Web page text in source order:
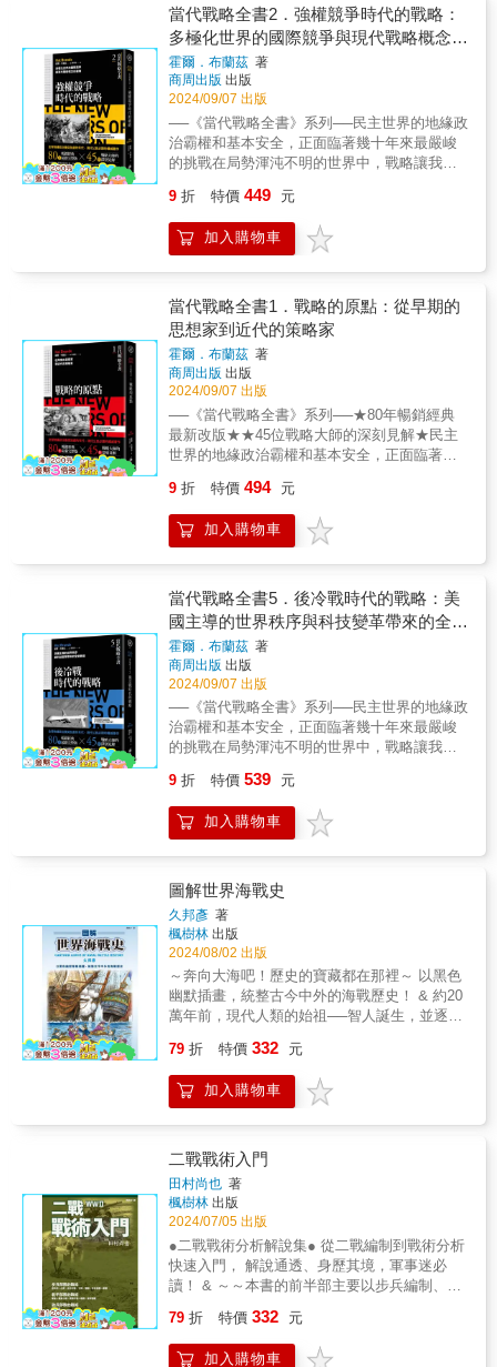
辦？」我說，「教（叫）他們死守，告訴他中
國援軍到了，一切忍耐。」接著第二次電話又
我說「教（叫）他們死守，中國軍隊快要攻擊
了」。那電話問，「中國軍隊什麼時候到？」
時間，中國軍隊打到最後一人，連我也在內，
一定要將他們救出」。「真的嗎？」「君子無
戲言」。「好吧，我們是君子協定」史林姆感
動得緊握我的手。本來我部官兵，平時處處受
手，藉以一洩胸中憤慨不平之氣。所以，此次
出發，人人奮勇，個個爭先，士氣的旺盛，戰
鬥意志的堅強，無以復加，真如怒馬奔騰，喊
一氣就打到了拼牆河（賓河）邊，接著就是多
方擾亂，積極作渡河的準備，偵察地形等，絕
未停留。敵人見我軍來勢兇猛，我們又冒稱為
第二軍一軍人增援。所以，從頭一天打到第二
天下午，就已擊潰整個包圍，日軍後撤，英軍
一師脫險。他們出圍後，抱著中國兵接吻狂
跳，豎起大拇指高呼，「中國萬歲！」「蔣委
委員長萬歲！」「三十八師萬歲！」由於上述
兩聯隊八千餘人，而我一一三團劉放吾團長所
部，才千二百餘人，除伙夫雜兵外，真能戰鬥
的不過八百餘人，而能以少擊多，擊潰十倍於
我之敵人，解救十倍於我之友軍，其成功原
已。岳武穆以五百之眾，而能破金兀朮的拐子
馬，其原因亦即在此。所以部隊受了氣，應從
戰場上發洩，這一戰使中國軍隊的國際地位，
提高了很多，所以是無上的光榮，而過去所受
的骯髒氣，也可因此而洩盡無餘了。（註一）
但張鑄勳將軍在《中國遠征軍滇緬路之作戰》
一書中，對於新38師《戰鬥詳報》的相關紀
錄，就不客氣的指出：「……仁安羌協同作戰
的指揮關係，有說孫立人到達後拆散第113團的
協同作戰編組，單獨指揮戰車和砲兵顯然有
誤……『《戰鬥詳報》記載：18日拂曉我劉團
展開於賓河北岸，與英軍協定戰車搜索、砲兵
支援，向敵展開攻擊，已經說明此戰由步兵團
成為引起爭論的源頭。此時所有的攻擊準備，
都在17日下午第113團到達賓河北岸時，由團長
按照〝部隊指揮程序〞完成。以團長職責，從
攻擊準備到攻擊實施，均需親力親為一以貫
之，於18日晨率部攻擊，指揮作戰責無旁
貸……』……《戰鬥詳報》並增列一則4月20日
24時下達以兩個團攻擊的命令，於明（21）日
力決戰。而羅卓英的預備命令和史林姆回憶
不是攻擊日軍主力。所以下達的只有一則撤退
命令，實際行動也是21日凌晨向皎勃東實施遲
滯作戰。證實這則以兩個團攻擊的師作戰命
令，不是仁安羌作戰時期所策定的計畫，係在
戰後自行添加的虛構資料，嚴重違背必須輯錄
『實戰經過』、記述『具體真相』的規定，收
納在《戰鬥詳報》存檔，成為仁安羌作戰的不
實歷史文件。這份文件賦予第112、第113團兩
個團的作戰任務，附圖、附表齊全，目的在留
下仁安羌作戰時期曾經以兩個團參戰的完整記
錄，成為師級部隊的作戰命令，誤導為師長指
揮」。（註二）馬英九總統在2022年（4～5
次入緬作戰80週年座談會」中發表的《紀念仁
史》（Strategy: A History）作者勞倫斯．佛里
德曼（Lawrence Freedman）、《大戰略》
（On Grand Strategy）作者約翰．路易斯．蓋
迪斯（John Lewis Gaddis）、牛津大學國際歷
史名譽教授瑪格麗特．麥克米蘭（Margaret
MacMillan），以及「美國企業研究所」
（American Enterprise Institute）外交及防衛
政策研究主任柯瑞．謝克（Kori Schake）等
有影響力的戰略家身上吸取重要教訓，從修昔
爾、毛澤東、馬歇爾到習近平。重新檢視從古
至今的軍事與政治戰略的發展，以及其對現代
世界的形塑所扮演的關鍵角色。▌【當代戰略全
書4】兩極霸權時代的戰略本書探討「兩極時代
的戰略」，即二戰結束後，美國和蘇聯變成對
立的超級大國，掌控著分裂的國際體系。歐洲
帝國解體後，產生了新國家和普遍的混亂局
面。核子武器迫使政治家重新思考武力在全球
事務中的作用，以及如何在和平時期的競爭中
利用戰爭方法取得優勢。各地的領導者──不只
是在莫斯科和華盛頓──都必須制定戰略，在全
球冷戰時代中保護自己的利益，從美國艾森
豪、甘迺迪、卡特、尼克森、麥克阿瑟；蘇聯
赫魯雪夫、布列茲涅夫；印度尼赫魯；到以阿
的本─古里安、納賽爾……本書涵蓋了二十世紀
後期的主要議題，例如核武戰略、結盟與不結
在現代仍然舉足輕重。▌國際權威作者群（第四
冊）艾瑞克．埃德爾曼（Eric S. Edelman）是
戰略與預算評估中心（Center for Strategic and
Budgetary Assessments）的顧問，同時在約
翰霍普金斯大學的高等國際研究學院擔任駐校
特聘講師。法蘭西斯．蓋文（Francis J.
Gavin）在約翰霍普金斯大學的高等國際研究學
院擔任亨利．季辛吉全球事務中心的經理。丹
尼爾．馬斯頓（Daniel Marston）在約翰霍普金
斯大學的高等國際研究學院擔任戰略思想家計
專攻十八世紀至二十一世紀的戰爭和社會。。
蓋伊．萊倫（Guy Laron）耶路撒冷希伯來大學
國際關係高級講師，曾是馬裡蘭大學、西北大
Madan）是布魯金斯學會的資深研究員，同時
負責主導印度專案。馬克．莫亞爾（Mark
Moyar）在希爾斯達耳學院擔任軍事史的威廉．
哈里斯教授（William P. Harris Chair），並寫
過七本書。賽吉．拉德琴科（Sergey
Radchenko）是冷戰的歷史學家，同時在約翰
霍普金斯大學的高等國際研究學院擔任威森．
Distinguished Professor）。湯瑪斯．曼肯
（Thomas G. Mahnken）在約翰霍普金斯大學
的高等國際研究學院擔任菲利普．梅里爾戰略
算評估中心的董事長兼執行長。▌當代戰略全書
系列：【第一冊】《戰略的原點》【第二冊】
《大國競爭時代的戰略》【第三冊】《全球戰
爭時代的戰略》【第四冊】《兩極霸權時代的
戰略》【第五冊】《後冷戰時代的戰略》▌磅礡
推薦──公孫策／歷史評論家王 立／「王立第
二戰研所」版主張國城／台北醫學大學通識教
育中心教授、副主任張榮豐、賴彥霖／台灣戰
略模擬學會理事長、執行長黃欽勇／
防戰略與資源研究所所長（依姓名筆畫排序）
來塑造戰爭和治國方略理論與實踐的關鍵人
物。本系列共五冊，收錄了世界一流學者的全
新研究，提供從古代到今日的戰略思想的全球
視角，並審視經典和當今的主要戰略議題，同
時對冷戰和後九一一世代的戰略思想給予更多
關注。本書於1943年發行第一版，當時正處於
歷史上最糟糕的戰爭時期。第二版則於1986年
發行，係因二戰後美國成為超級大國，且核武
發展引起了深思問題：戰爭用途以及武力與外
交之間的關係，因此新一代的學者紛紛研究並
球地緣政治的重要性日益增加的此刻，對戰略
及其歷史研究的重要性達到新高，故推出本書
第三版。《當代戰略全書》（系列）由知名歷
史》（Strategy: A History）作者勞倫斯．佛里
德曼（Lawrence Freedman）、《大戰略》
（On Grand Strategy）作者約翰．路易斯．蓋
迪斯（John Lewis Gaddis）、牛津大學國際歷
史名譽教授瑪格麗特．麥克米蘭（Margaret
MacMillan），以及「美國企業研究所」
（American Enterprise Institute）外交及防衛
政策研究主任柯瑞．謝克（Kori Schake）等
有影響力的戰略家身上吸取重要教訓，從修昔
爾、毛澤東、馬歇爾到習近平。重新檢視從古
至今的軍事與政治戰略的發展，以及其對現代
世界的形塑所扮演的關鍵角色。▌【當代戰略全
書3】全球戰爭時代的戰略二戰是民主國家聯手
參與過最大、也是最激烈的戰爭。然而，從政
治學角度來看，二戰是位於戰場最前線的民主
政體（邱吉爾領導的大不列顛以及羅斯福領導
的美國）和共產政權（史達林領導的極權國
家）攜手合作，共同對抗德國和日本。各國都
有自己的強項、弱點和優先目標。因此，必須
分清楚何時可以毫無保留，相互信任，何時又
該有所節制，防範對方。此外，雙方必須有協
定約束，確保彼此的聯盟能在戰時不會土崩瓦
解。戰爭詭譎多變，難以預測，偶發事件可左
右戰局，令戰果難以預料。戰爭如同能改變地
貌的洪流，足以讓國際局勢重新洗牌，參戰方
國家領袖必須高瞻遠矚，靈活應變，隨時調整
戰略，才能掌握相對優勢。▌國際權威作者群
（第三冊）瑪格麗特．麥克米蘭（Margaret
MacMillan）是多倫多大學的歷史系教授，也是
牛津大學的國際史系名譽教授。她專攻十九世
紀和二十世紀的國際史，著有《結束和平的戰
爭：通往1914年）（The War That Ended
衝突與動盪如何形塑人類與社會》（War: How
（Williamson Murray）已取得耶魯大學的歷史
系學士和博士學位。他曾經在美國空軍服役五
年，並撰寫和編輯過許多書籍。目前，他是俄
亥俄州立大學的名譽教授，也是海軍陸戰隊大
學的馬歇爾教授（Marshall Professor）。羅伯
特．卡根（Robert Kagan）是布魯金斯學會
（Brookings Institution）的資深研究員。他曾
經在美國國務院工作，並寫過許多關於外交政
策和國際事務的書籍和文章。目前，他正在撰
寫《危險國家三部曲）（Dangerous Nation
Trilogy），也就是關於美國外交政策的三卷歷
史著作。塔米．戴維斯．貝特爾（Tami Davis
Biddle）從美國陸軍戰爭學院退休後，擔任軍事
研究的伊萊休．路特教授（Elihu Root
當代戰略全書2．強權競爭時代的戰略：
多極化世界的國際競爭與現代戰略概念的
建構
霍爾．布蘭茲 著
商周出版 出版
2024/09/07 出版
──《當代戰略全書》系列──民主世界的地緣政
治霸權和基本安全，正面臨著幾十年來最嚴峻
的挑戰在局勢渾沌不明的世界中，戰略讓我們
量★綜覽由古至今各大戰略理論與戰役精髓
★★深入理解軍事、政治戰略與現代世界的形
塑★《當代戰略全書》（系列）是關於戰略的
冊，收錄了世界一流學者的全新研究，提供從
古代到今日的戰略思想的全球視角，並審視經
典和當今的主要戰略議題，同時對冷戰和後九
一一世代的戰略思想給予更多關注。本書於
1943年發行第一版，當時正處於歷史上最糟糕
的戰爭時期。第二版則於1986年發行，係因二
戰後美國成為超級大國，且核武發展引起了深
思問題：戰爭用途以及武力與外交之間的關
係，因此新一代的學者紛紛研究並修訂了這門
學科所仰賴的歷史知識體系。在全球地緣政治
究的重要性達到新高，故推出本書第三版。
《當代戰略全書》（系列）由知名歷史與戰略
研究者們撰稿，包括：《戰略大歷史》
（Lawrence Freedman）、《大戰略》（On
Grand Strategy）作者約翰‧路易斯‧蓋迪斯
（John Lewis Gaddis）、牛津大學國際歷史名
譽教授瑪格麗特‧麥克米蘭（Margaret
MacMillan），以及「美國企業研究所」
（American Enterprise Institute）外交及防衛
政策研究主任柯瑞‧謝克（Kori Schake）等人。
《當代戰略全書》（系列）從歷史上最富有影
德、孫子到克勞塞維茨，從拿破崙、邱吉爾、
的軍事與政治戰略的發展，以及其對現代世界
的形塑所扮演的關鍵角色。▌【當代戰略全書
2】本書從十六世紀與十七世紀、現代國家體制
崛起的關鍵時期開始，直到二十世紀世界大戰
大動盪的前夕。這段時期最主要的特色是多極
化的國際秩序，缺乏單一的強權，因此權力平
衡的概念扮演相當重要的角色。於此同時，各
種意識形態、技術、知識不斷產生也互相激
盪，促成現代國際體系的成形。另外，如何抵
制逐漸崛起的新興大國，如北美洲的印第安部
落聯盟、英屬印度與其他地方的反殖民運動，
也在這段過程中有著不可或缺的位置。▌國際權
Rehman）是華盛頓特區美國外交政策委員會的
策略研究資深研究員，負責領導應用歷史和大
戰略的研究工作。他擁有巴黎政治研究所
J. Schumann）於二○○五年取得了艾希特大學
的博士學位，目前在東密西根大學和鮑林格林
州立大學任教。曾出版關於跨大西洋七年戰爭
的著作，以及英法戰略性競爭的歐洲大陸與大
西洋方面的著作。目前，他正在研究一七四八
年《阿亨條約》的全球史。麥克‧萊傑爾
（Michael V. Leggiere）在北德克薩斯大學擔任
許多關於拿破崙軍事戰役的獲獎著作。查爾斯‧
艾德爾（Charles Edel）是戰略與國際研究中心
的澳洲主席和資深顧問。曾經擔任美國國務卿
9 折 特價 449 元
加入購物車
當代戰略全書1．戰略的原點：從早期的
思想家到近代的策略家
霍爾．布蘭茲 著
商周出版 出版
2024/09/07 出版
──《當代戰略全書》系列──★80年暢銷經典
最新改版★★45位戰略大師的深刻見解★民主
世界的地緣政治霸權和基本安全，正面臨著幾
中，戰略讓我們的行動有明確的目標並賦予我
們實踐目標的力量★綜覽由古至今各大戰略理
論與戰役精髓★★深入理解軍事、政治戰略與
來塑造戰爭和治國方略理論與實踐的關鍵人
物。本系列共五冊，收錄了世界一流學者的全
新研究，提供從古代到今日的戰略思想的全球
視角，並審視經典和當今的主要戰略議題，同
時對冷戰和後九一一世代的戰略思想給予更多
關注。本書於1943年發行第一版，當時正處於
歷史上最糟糕的戰爭時期。第二版則於1986年
發行，係因二戰後美國成為超級大國，且核武
發展引起了深思問題：戰爭用途以及武力與外
交之間的關係，因此新一代的學者紛紛研究並
球地緣政治的重要性日益增加的此刻，對戰略
及其歷史研究的重要性達到新高，故推出本書
第三版。《當代戰略全書》（系列）由知名歷
史》（Strategy: A History）作者勞倫斯．佛里
德曼（Lawrence Freedman）、《大戰略》
（On Grand Strategy）作者約翰．路易斯．蓋
迪斯（John Lewis Gaddis）、牛津大學國際歷
史名譽教授瑪格麗特．麥克米蘭（Margaret
MacMillan），以及「美國企業研究所」
（American Enterprise Institute）外交及防衛
人。《當代戰略全書》（系列）從歷史上最富
有影響力的戰略家身上吸取重要教訓，從修昔
底德、孫子到克勞塞維茲，從拿破崙、邱吉
世界的形塑所扮演的關鍵角色。▌【當代戰略全
書1】戰略的原點當「戰略」初次於1771年成為
日常用語時，傳達的是崇尚計策和謀略的用兵
術觀點，目的是避免正面交鋒。這種觀點在十
九世紀逐漸擴展，到了二十世紀期間，焦點轉
向了軍事手段與政治目標的相互作用，著重於
如何經由各種手段實現目標的議題。戰術很容
易被歸類為準則，戰略則不一樣，因為戰略取
決於許多情形（物理、政治以及道德），而這
的資源，包括兵力。目標是維護重大利益，並
9 折 特價 494 元
加入購物車
當代戰略全書5．後冷戰時代的戰略：美
國主導的世界秩序與科技變革帶來的全新
戰場
霍爾．布蘭茲 著
商周出版 出版
2024/09/07 出版
──《當代戰略全書》系列──民主世界的地緣政
治霸權和基本安全，正面臨著幾十年來最嚴峻
的挑戰在局勢渾沌不明的世界中，戰略讓我們
量★綜覽由古至今各大戰略理論與戰役精髓
★★深入理解軍事、政治戰略與現代世界的形
塑★《當代戰略全書》（系列）是關於戰略的
冊，收錄了世界一流學者的全新研究，提供從
古代到今日的戰略思想的全球視角，並審視經
典和當今的主要戰略議題，同時對冷戰和後九
一一世代的戰略思想給予更多關注。本書於
1943年發行第一版，當時正處於歷史上最糟糕
的戰爭時期。第二版則於1986年發行，係因二
戰後美國成為超級大國，且核武發展引起了深
思問題：戰爭用途以及武力與外交之間的關
係，因此新一代的學者紛紛研究並修訂了這門
的重要性日益增加的此刻，對戰略及其歷史研
究的重要性達到新高，故推出本書第三版。
《當代戰略全書》（系列）由知名歷史與戰略
研究者們撰稿，包括：《戰略大歷史》
（Strategy: A History）作者勞倫斯‧佛里德曼
（Lawrence Freedman）、《大戰略》（On
Grand Strategy）作者約翰‧路易斯‧蓋迪斯
（John Lewis Gaddis）、牛津大學國際歷史名
譽教授瑪格麗特‧麥克米蘭（Margaret
MacMillan），以及「美國企業研究所」
（American Enterprise Institute）外交及防衛
政策研究主任柯瑞‧謝克（Kori Schake）等人。
《當代戰略全書》（系列）從歷史上最富有影
響力的戰略家身上吸取重要教訓，從修昔底
9 折 特價 539 元
加入購物車
圖解世界海戰史
久邦彥 著
楓樹林 出版
2024/08/02 出版
～奔向大海吧！歷史的寶藏都在那裡～ 以黑色
幽默插畫，統整古今中外的海戰歷史！ & 約20
萬年前，現代人類的始祖──智人誕生，並逐漸
有止住人類前往未知探索的步伐； 15～17世
紀，大航海時代展開，徹底翻轉了世界的認知
與局勢。 & 大海的深不可測、變化多端，讓海
無疑是悲慘的， 但在這背後還隱含著無數的變
革與故事。 & 《圖解世界海戰史》的作者久邦
彥以諷刺漫畫手法， 用單幅插畫詮釋從西元前
到現代的海戰歷史； IKAROS編輯部更精心為
每場戰爭附上專欄解說， 從艦艇規格到戰爭路
線，補足插畫之下的深層故事， 書末還附上艦
艇術語，以及依照發生年分、地區分類的各大
海戰概述， 查找資料清楚又方便，堪稱艦艇迷
＆海軍迷的資料聖經！ & 本書特色 & ◎收錄西
歷史流轉下的演變！ ◎單張插畫搭配詳細專欄
79 折 特價 332 元
加入購物車
二戰戰術入門
田村尚也 著
楓樹林 出版
2024/07/05 出版
●二戰戰術分析解說集● 從二戰編制到戰術分析
快速入門， 解說通透、身歷其境，軍事迷必
讀！ & ～～本書的前半部主要以步兵編制、裝
第二次世界大戰的主要國家──日本、美國、德
國、蘇聯和英國的陸軍。 後半部分則著重於戰
79 折 特價 332 元
加入購物車